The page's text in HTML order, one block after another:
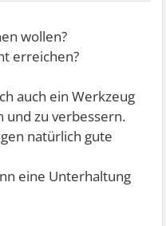
wollen?
erreichen?
auch ein Werkzeug
und zu verbessern.
natürlich gute
eine Unterhaltung